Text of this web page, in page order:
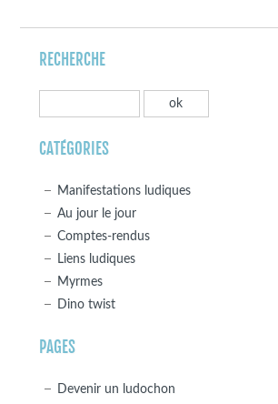
RECHERCHE
CATÉGORIES
Manifestations ludiques
Au jour le jour
Comptes-rendus
Liens ludiques
Myrmes
Dino twist
PAGES
Devenir un ludochon